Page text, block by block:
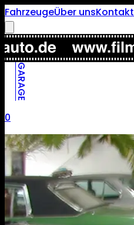
FahrzeugeÜber unsKontakt
GARAGE
0